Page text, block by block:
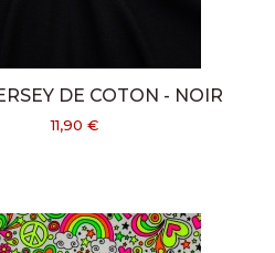
DE COTON - NOIR
11,90 €